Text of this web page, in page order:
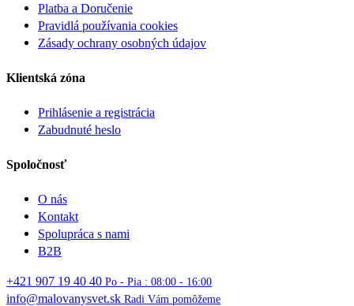
Platba a Doručenie
Pravidlá používania cookies
Zásady ochrany osobných údajov
Klientská zóna
Prihlásenie a registrácia
Zabudnuté heslo
Spoločnosť
O nás
Kontakt
Spolupráca s nami
B2B
+421 907 19 40 40 Po - Pia : 08:00 - 16:00
info@malovanysvet.sk Radi Vám pomôžeme